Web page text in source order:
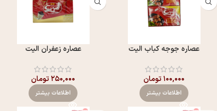
عصاره جوجه کباب الیت
۱۰۰,۰۰۰تومان
اطلاعات بیشتر
عصاره زعفران الیت
۲۵۰,۰۰۰تومان
اطلاعات بیشتر